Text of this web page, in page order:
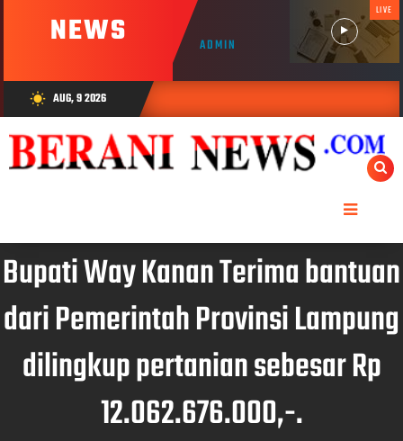
NEWS ADMIN
LIVE
wb_sunny AUG, 9 2026
Bupati Way Kanan Terima bantuan
dari Pemerintah Provinsi Lampung
dilingkup pertanian sebesar Rp
12.062.676.000,-.